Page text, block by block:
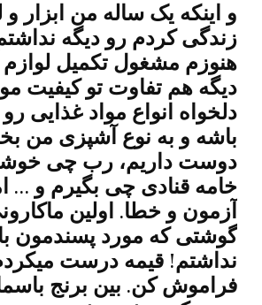
و اینکه یک ساله من
زندگی کردم رو دیگه
هنوزم مشغول تکمیل لوازم
دیگه هم تفاوت تو کیفیت
دلخواه انواع مواد غذایی
باشه و به نوع آشپزی من
دوست داریم، رب چی
خامه قنادی چی بگیرم و …
آزمون و خطا. اولین
گوشتی که مورد پسندمون
نداشتم! قیمه درست
فراموش کن. بین برنج